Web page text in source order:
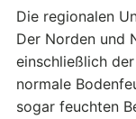
Die regionalen
Der Norden und
einschließlich
normale
sogar feuchten